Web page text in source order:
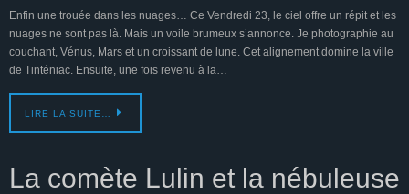
Enfin une trouée dans les nuages… Ce Vendredi 23, le ciel offre un répit et les
nuages ne sont pas là. Mais un voile brumeux s’annonce. Je photographie au
couchant, Vénus, Mars et un croissant de lune. Cet alignement domine la ville
de Tinténiac. Ensuite, une fois revenu à la…
LIRE LA SUITE…
La comète Lulin et la nébuleuse